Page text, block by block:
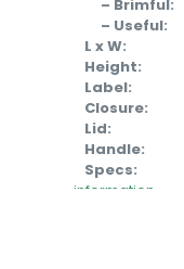
– Brimful:
– Useful:
L x W:
Height:
Label:
Closure:
Lid:
Handle:
Specs:
information